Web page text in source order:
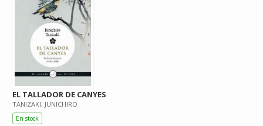
EL TALLADOR DE CANYES
TANIZAKI, JUNICHIRO
En stock